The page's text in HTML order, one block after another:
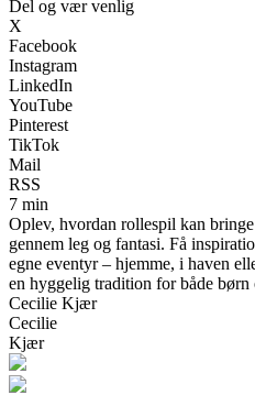
Del og vær venlig
X
Facebook
Instagram
LinkedIn
YouTube
Pinterest
TikTok
Mail
RSS
7 min
Oplev, hvordan rollespil kan
gennem leg og fantasi. Få
egne eventyr – hjemme, i haven
en hyggelig tradition for både børn
Cecilie Kjær
Cecilie
Kjær